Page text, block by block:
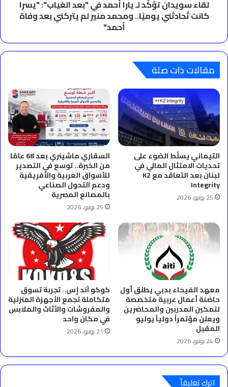
"يسرا
كانت
ومحمد
لم
يتركني
بعد
وفاة
أحمد"
لقاء سويدان تؤكّد لـ يارا أحمد في "بعد الغياب": "يسرا
كانت تُحادثني يوميًا.. ومحمد منير لم يتركني بعد وفاة
أحمد"
مقالات ذات صلة
التيماني يسلّط الضوء على
تحديات الامتثال المالي في
لبنان بعد التعاقد مع K2
Integrity
25 يونيو، 2026
السقاري ماشينري بعد 68 عامًا
من الخبرة.. توسع في التصدير
للأسواق العربية والأفريقية
ودعم التحول الصناعي
بالمصانع المصرية
25 يونيو، 2026
معهد الفيحاء بدبي يطلق أول
حاضنة أعمال عربية متخصصة
لتمكين المدربين والمحاضرين
ويعلن مؤتمراً دولياً يوليو
المقبل
24 يونيو، 2026
كوكو آند إس.. تجربة تسوق
متكاملة تجمع الأجهزة المنزلية
والمفروشات والأثاث والملابس
في مكان واحد
21 يونيو، 2026
اترك تعليقاً